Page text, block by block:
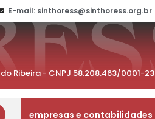
E-mail: sinthoress@sinthoress.org.br
Ribeira - CNPJ 58.208.463/0001-23
empresas e contabilidades